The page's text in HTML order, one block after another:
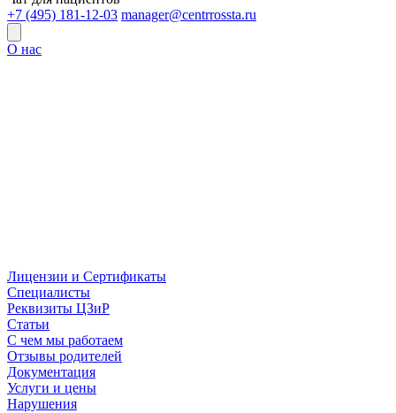
+7 (495) 181-12-03 manager@centrrossta.ru
О нас
Лицензии и Сертификаты
Специалисты
Реквизиты ЦЗиР
Статьи
С чем мы работаем
Отзывы родителей
Документация
Услуги и цены
Нарушения